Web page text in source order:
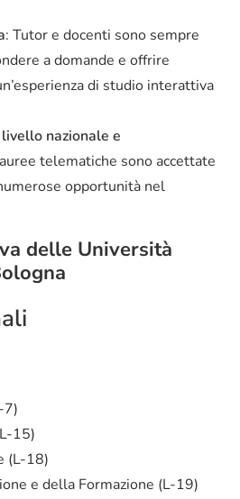
: Tutor e docenti sono sempre
a domande e offrire
di studio interattiva
nazionale e
telematiche sono accettate
opportunità nel
delle Università
7)
15)
(L-18)
e della Formazione (L-19)